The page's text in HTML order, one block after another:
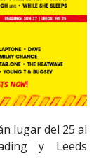
lugar del 25 al
y Leeds